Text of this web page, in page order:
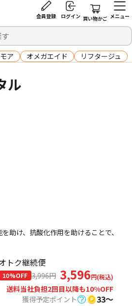
会員登録 ログイン 買い物かご メニュー
ア オメガエイド リフタージュ
ル
助け、​抗酸化作用を助けることで、
トク継続便
10%OFF 3,996円 3,596円(税込)
送料当社負担2回目以降も10%OFF
獲得予定ポイント
33〜